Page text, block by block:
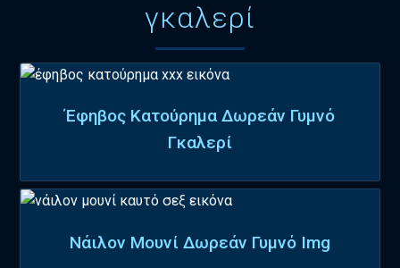
γκαλερί
Έφηβος Κατούρημα Δωρεάν Γυμνό
Γκαλερί
Νάιλον Μουνί Δωρεάν Γυμνό Img